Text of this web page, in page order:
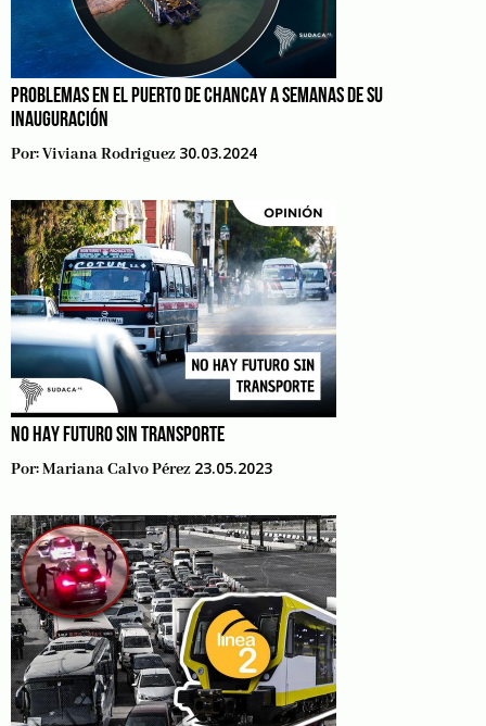
PROBLEMAS EN EL PUERTO DE CHANCAY A SEMANAS DE SU
INAUGURACIÓN
Por:Viviana Rodriguez 30.03.2024
NO HAY FUTURO SIN TRANSPORTE
Por:Mariana Calvo Pérez 23.05.2023